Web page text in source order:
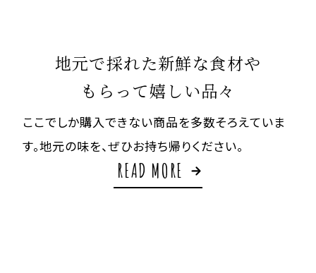
地元で採れた新鮮な食材や
もらって嬉しい品々
ここでしか購入できない商品を多数そろえていま
す。地元の味を、ぜひお持ち帰りください。
READ MORE